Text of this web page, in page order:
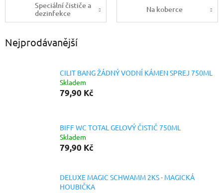
Speciální čističe a
dezinfekce
Na koberce
Nejprodávanější
CILIT BANG ŽÁDNÝ VODNÍ KÁMEN SPREJ 750ML
Skladem
79,90 Kč
BIFF WC TOTAL GELOVÝ ČISTIČ 750ML
Skladem
79,90 Kč
DELUXE MAGIC SCHWAMM 2KS - MAGICKÁ
HOUBIČKA